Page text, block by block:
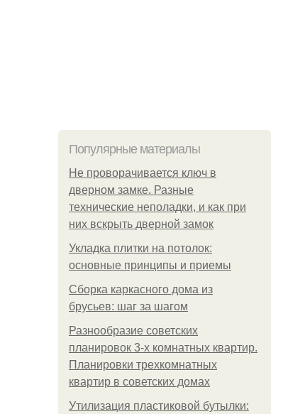
Популярные материалы
Не проворачивается ключ в
дверном замке. Разные
технические неполадки, и как при
них вскрыть дверной замок
Укладка плитки на потолок:
основные принципы и приемы
Сборка каркасного дома из
брусьев: шаг за шагом
Разнообразие советских
планировок 3-х комнатных квартир.
Планировки трехкомнатных
квартир в советских домах
Утилизация пластиковой бутылки: